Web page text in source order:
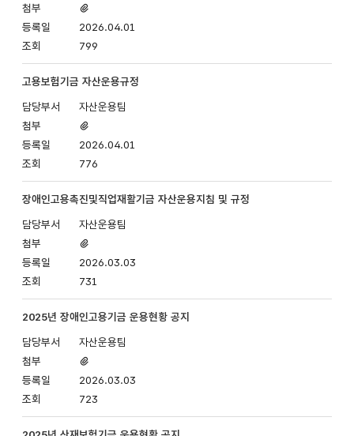
있음
2026.04.01
799
고용보험기금 자산운용규정
자산운용팀
있음
2026.04.01
776
장애인고용촉진및직업재활기금 자산운용지침 및 규정
자산운용팀
있음
2026.03.03
731
2025년 장애인고용기금 운용현황 공지
자산운용팀
있음
2026.03.03
723